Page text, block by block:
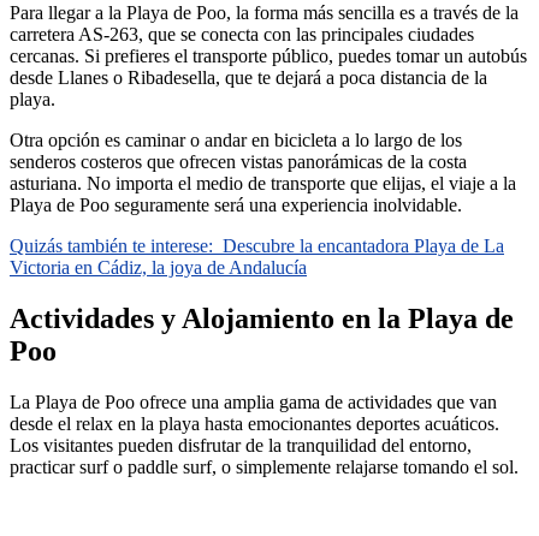
Para llegar a la Playa de Poo, la forma más sencilla es a través de la
carretera AS-263, que se conecta con las principales ciudades
cercanas. Si prefieres el transporte público, puedes tomar un autobús
desde Llanes o Ribadesella, que te dejará a poca distancia de la
playa.
Otra opción es caminar o andar en bicicleta a lo largo de los
senderos costeros que ofrecen vistas panorámicas de la costa
asturiana. No importa el medio de transporte que elijas, el viaje a la
Playa de Poo seguramente será una experiencia inolvidable.
Quizás también te interese: Descubre la encantadora Playa de La
Victoria en Cádiz, la joya de Andalucía
Actividades y Alojamiento en la Playa de
Poo
La Playa de Poo ofrece una amplia gama de actividades que van
desde el relax en la playa hasta emocionantes deportes acuáticos.
Los visitantes pueden disfrutar de la tranquilidad del entorno,
practicar surf o paddle surf, o simplemente relajarse tomando el sol.